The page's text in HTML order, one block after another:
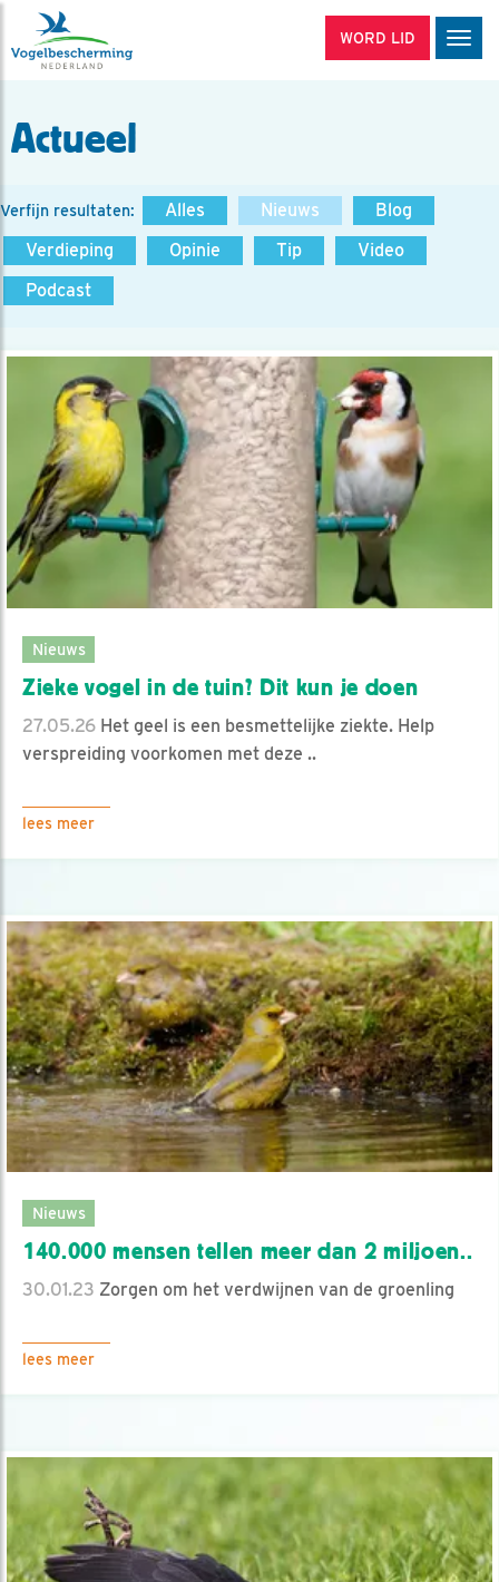
WORD LID
Actueel
Verfijn resultaten: Alles Nieuws
Blog
Verdieping
Opinie Tip
Video
Podcast
Nieuws
Zieke vogel in de tuin? Dit kun je doen
27.05.26 Het geel is een besmettelijke ziekte. Help
verspreiding voorkomen met deze ..
lees meer
Nieuws
140.000 mensen tellen meer dan 2 miljoen..
30.01.23 Zorgen om het verdwijnen van de groenling
lees meer